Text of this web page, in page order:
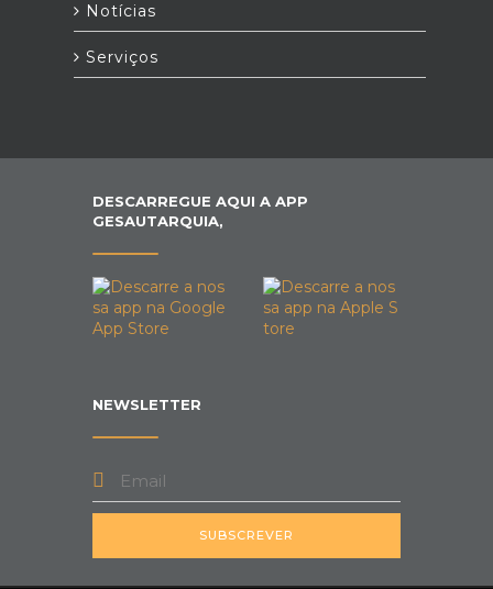
Notícias
Serviços
DESCARREGUE AQUI A APP
GESAUTARQUIA,
NEWSLETTER
SUBSCREVER